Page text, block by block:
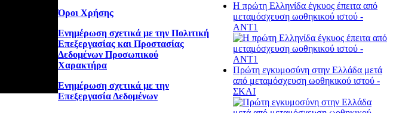
Η πρώτη Ελληνίδα έγκυος έπειτα από
μεταμόσχευση ωοθηκικού ιστού -
ΑΝΤ1
Πρώτη εγκυμοσύνη στην Ελλάδα μετά
από μεταμόσχευση ωοθηκικού ιστού -
ΣΚΑΙ
Όροι Χρήσης
Ενημέρωση σχετικά με την Πολιτική
Επεξεργασίας και Προστασίας
Δεδομένων Προσωπικού
Χαρακτήρα
Ενημέρωση σχετικά με την
Επεξεργασία Δεδομένων